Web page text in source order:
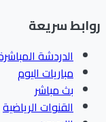
سريعة
الدردشة المباشرة
مباريات اليوم
بث مباشر
القنوات الرياضية